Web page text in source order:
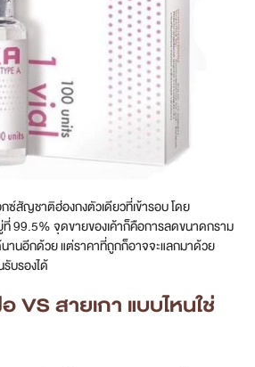
ซ์สัญชาติฮ่องกงตัวเดียวที่เข้ารอบ โดย
99.5% จุดขายของเค้าก็คือการลดขนาดกราม
นานอีกด้วย แต่ราคาที่ถูกก็อาจจะแลกมาด้วย
บรองได้
VS สายเกา แบบไหนใช่